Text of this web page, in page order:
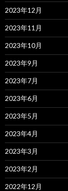
2023年12月
2023年11月
2023年10月
2023年9月
2023年7月
2023年6月
2023年5月
2023年4月
2023年3月
2023年2月
2022年12月